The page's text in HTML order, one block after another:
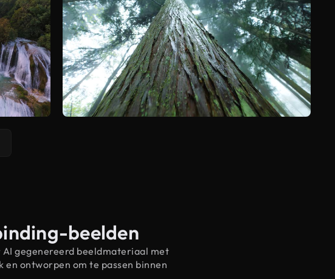
beelden
AI gegenereerd beeldmateriaal met
ontworpen om te passen binnen